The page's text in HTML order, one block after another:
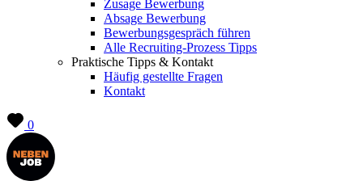
Zusage Bewerbung
Absage Bewerbung
Bewerbungsgespräch führen
Alle Recruiting-Prozess Tipps
Praktische Tipps & Kontakt
Häufig gestellte Fragen
Kontakt
0